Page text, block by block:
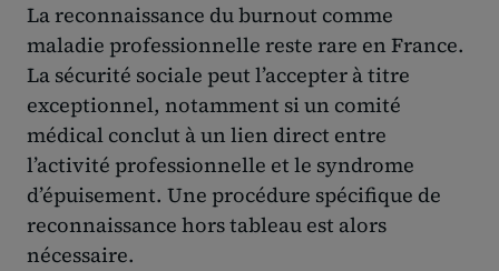
La reconnaissance du burnout comme
maladie professionnelle reste rare en France.
La sécurité sociale peut l’accepter à titre
exceptionnel, notamment si un comité
médical conclut à un lien direct entre
l’activité professionnelle et le syndrome
d’épuisement. Une procédure spécifique de
reconnaissance hors tableau est alors
nécessaire.